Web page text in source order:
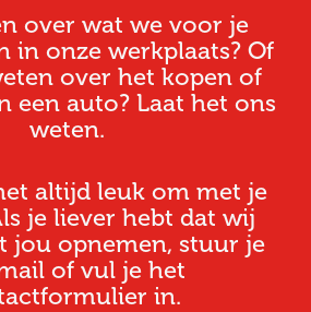
over wat we voor je
in onze werkplaats? Of
over het kopen of
een auto? Laat het ons
weten.
altijd leuk om met je
je liever hebt dat wij
jou opnemen, stuur je
of vul je het
in.